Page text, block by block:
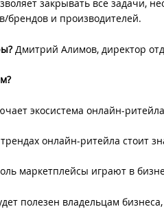
закрывать все задачи,
брендов и производителей.
Дмитрий Алимов, директор
экосистема онлайн-
онлайн-ритейла стоит
маркетплейсы играют в
полезен владельцам